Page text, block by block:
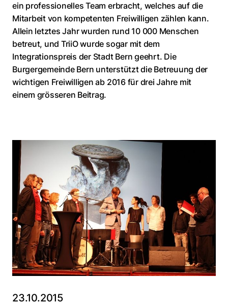
ein professionelles Team erbracht, welches auf die
Mitarbeit von kompetenten Freiwilligen zählen kann.
Allein letztes Jahr wurden rund 10 000 Menschen
betreut, und TriiO wurde sogar mit dem
Integrationspreis der Stadt Bern geehrt. Die
Burgergemeinde Bern unterstützt die Betreuung der
wichtigen Freiwilligen ab 2016 für drei Jahre mit
einem grösseren Beitrag.
23.10.2015